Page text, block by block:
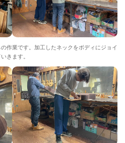
作業です。加工したネックをボディにジョイ
きます。